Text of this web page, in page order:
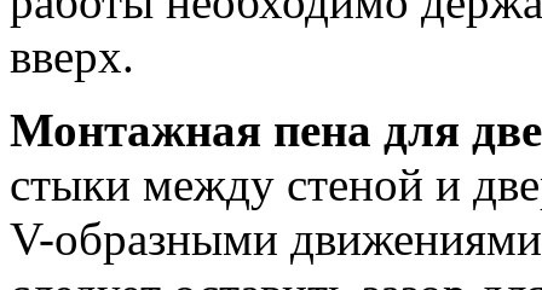
вверх.
Монтажная пена для
стыки между стеной и
V-образными